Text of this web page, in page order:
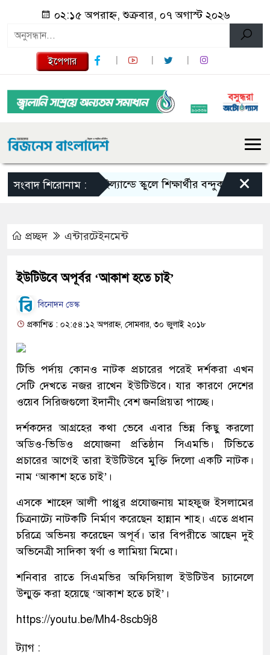
০২:১৫ অপরাহ্ন, শুক্রবার, ০৭ অগাস্ট ২০২৬
ইপেপার
সংবাদ শিরোনাম :থাইল্যান্ডে স্কুলে শিক্ষার্থীর বন্দুক হামলা,×
প্রচ্ছদ এন্টারটেইনমেন্ট
ইউটিউবে অপূর্বর ‘আকাশ হতে চাই’
বিনোদন ডেস্ক
প্রকাশিত : ০২:৫৪:১২ অপরাহ্ন, সোমবার, ৩০ জুলাই ২০১৮
টিভি পর্দায় কোনও নাটক প্রচারের পরেই দর্শকরা এখন
সেটি দেখতে নজর রাখেন ইউটিউবে। যার কারণে দেশের
ওয়েব সিরিজগুলো ইদানীং বেশ জনপ্রিয়তা পাচ্ছে।
দর্শকদের আগ্রহের কথা ভেবে এবার ভিন্ন কিছু করলো
অডিও-ভিডিও প্রযোজনা প্রতিষ্ঠান সিএমভি। টিভিতে
প্রচারের আগেই তারা ইউটিউবে মুক্তি দিলো একটি নাটক।
নাম ‘আকাশ হতে চাই’।
এসকে শাহেদ আলী পাপ্পুর প্রযোজনায় মাহফুজ ইসলামের
চিত্রনাট্যে নাটকটি নির্মাণ করেছেন হান্নান শাহ। এতে প্রধান
চরিত্রে অভিনয় করেছেন অপূর্ব। তার বিপরীতে আছেন দুই
অভিনেত্রী সাদিকা স্বর্ণা ও লামিয়া মিমো।
শনিবার রাতে সিএমভির অফিসিয়াল ইউটিউব চ্যানেলে
উন্মুক্ত করা হয়েছে ‘আকাশ হতে চাই’।
https://youtu.be/Mh4-8scb9j8
ট্যাগ :